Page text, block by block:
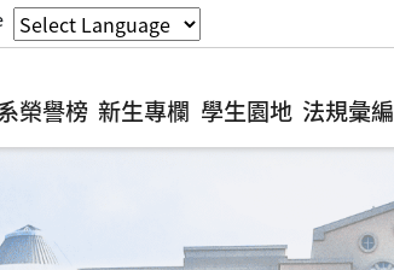
榮譽榜 新生專欄 學生園地 法規彙編